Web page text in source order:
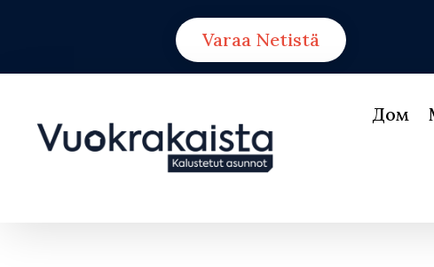
Varaa Netistä
Дом